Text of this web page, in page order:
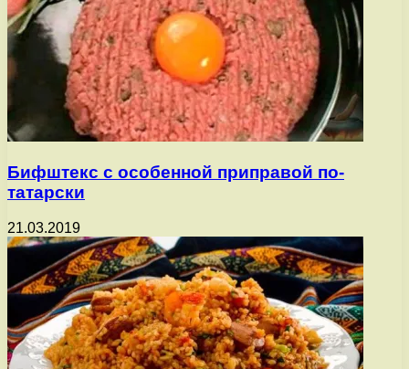
Бифштекс с особенной приправой по-
татарски
21.03.2019